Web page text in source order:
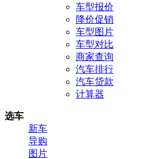
车型报价
降价促销
车型图片
车型对比
商家查询
汽车排行
汽车贷款
计算器
选车
新车
导购
图片